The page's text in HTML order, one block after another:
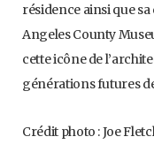
résidence ainsi que
Angeles County
cette icône de
générations futures
Crédit photo : Joe